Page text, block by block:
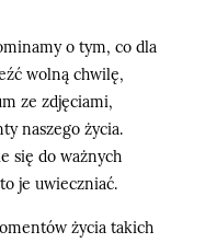
o tym, co dla
wolną chwilę,
ze zdjęciami,
naszego życia.
się do ważnych
je uwieczniać.
życia takich